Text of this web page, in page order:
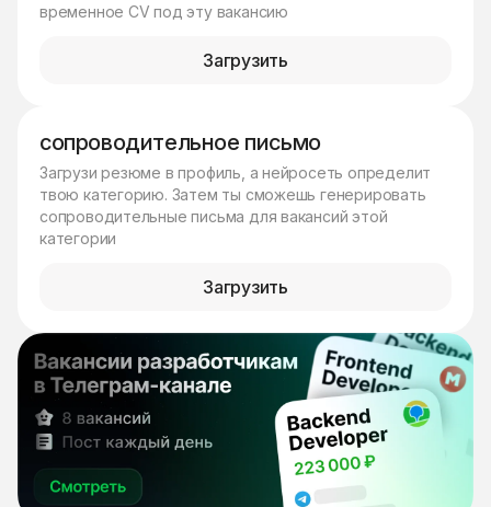
временное CV под эту вакансию
Загрузить
сопроводительное письмо
Загрузи резюме в профиль, а нейросеть определит
твою категорию. Затем ты сможешь генерировать
сопроводительные письма для вакансий этой
категории
Загрузить